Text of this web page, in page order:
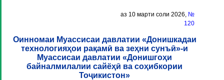
аз 10 марти соли 2026, №
120
Оинномаи Муассисаи давлатии «Донишкадаи
технологияҳои рақамӣ ва зеҳни сунъӣ»-и
Муассисаи давлатии «Донишгоҳи
байналмилалии сайёҳӣ ва соҳибкории
Тоҷикистон»